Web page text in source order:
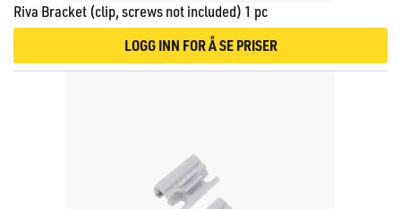
Riva Bracket (clip, screws not included) 1 pc
LOGG INN FOR Å SE PRISER